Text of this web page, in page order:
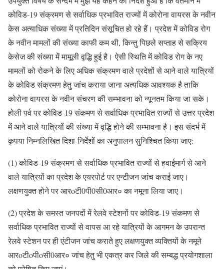
कोविड-19 संक्रमण से सर्वाधिक प्रभावित राज्यों में कोरोना वायरस के नवीन
केस अत्याधिक संख्या में प्रतिदिन संसूचित हो रहे हैं। प्रदेश में कोविड रोग
के नवीन मामलों की संख्या काफी कम थी, किन्तु पिछले सप्ताह से सक्रिय
केसेज की संख्या में मामूली वृद्धि हुई है। ऐसी स्थिति में कोविड रोग के नए
मामलों को रोकने के लिए अधिक संक्रमण वाले प्रदेशों से आने वाले यात्रियों
के कोविड संक्रमण हेतु जांच कराया जाना अत्यधिक आवश्यक है ताकि
कोरोना वायरस के नवीन संचरण की सम्भावना को न्यूनतम किया जा सके।
होली पर्व पर कोविड-19 संकमण से सर्वाधिक प्रभावित राज्यों से उत्तर प्रदेश
में आने वाले यात्रियों की संख्या में वृद्धि होने की सम्भावना है। इस संदर्भ में
कृपया निम्नलिखित दिशा-निर्देशों का अनुपालन सुनिश्चित किया जाए:
(1) कोविड-19 संक्रमण से सर्वाधिक प्रभावित राज्यों से हवाईमार्ग से आने
वाले यात्रियों का प्रदेश के एयरपोर्ट पर एन्टीजन जांच कराई जाए।
लक्षणयुक्त होने पर आरoटी0पी0सी0आर० का नमूना लिया जाए।
(2) प्रदेश के समस्त जनपदों में रेलवे स्टेशनों पर कोविड-19 संकमण से
सर्वाधिक प्रभावित राज्यों से वापस आ रहे यात्रियों के आगमन के उपरान्त
रेलवे स्टेशन पर ही एंटीजन जांच कराते हुए लक्षणयुक्त व्यक्तियों के नमूने
आरoटीoपीoसी0आर० जांच हेतु भी एकत्र कर जिले की सम्बद्ध प्रयोगशाला